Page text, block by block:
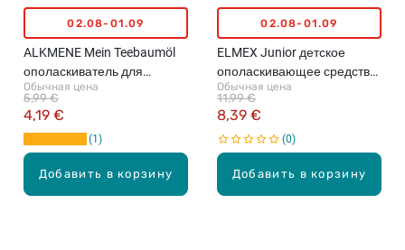
Добавить в корзину
02.08-01.09
ALKMENE Mein Teebaumöl
ополаскиватель для
полости рта, 500мл
Обычная цена
4,19 €
5,99 €
1
Добавить в корзину
02.08-01.09
ELMEX Junior детское
ополаскивающее средство
для рта, 400мл
Обычная цена
8,39 €
11,99 €
0